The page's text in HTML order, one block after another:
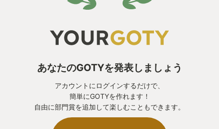
あなたのGOTYを発表しましょう
アカウントにログインするだけで、
簡単にGOTYを作れます！
自由に部門賞を追加して楽しむこともできます。